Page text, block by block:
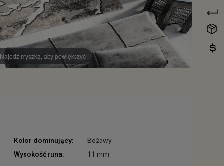
Najedź myszką, aby powiększyć
Kolor dominujący:
Beżowy
Wysokość runa: 11 mm